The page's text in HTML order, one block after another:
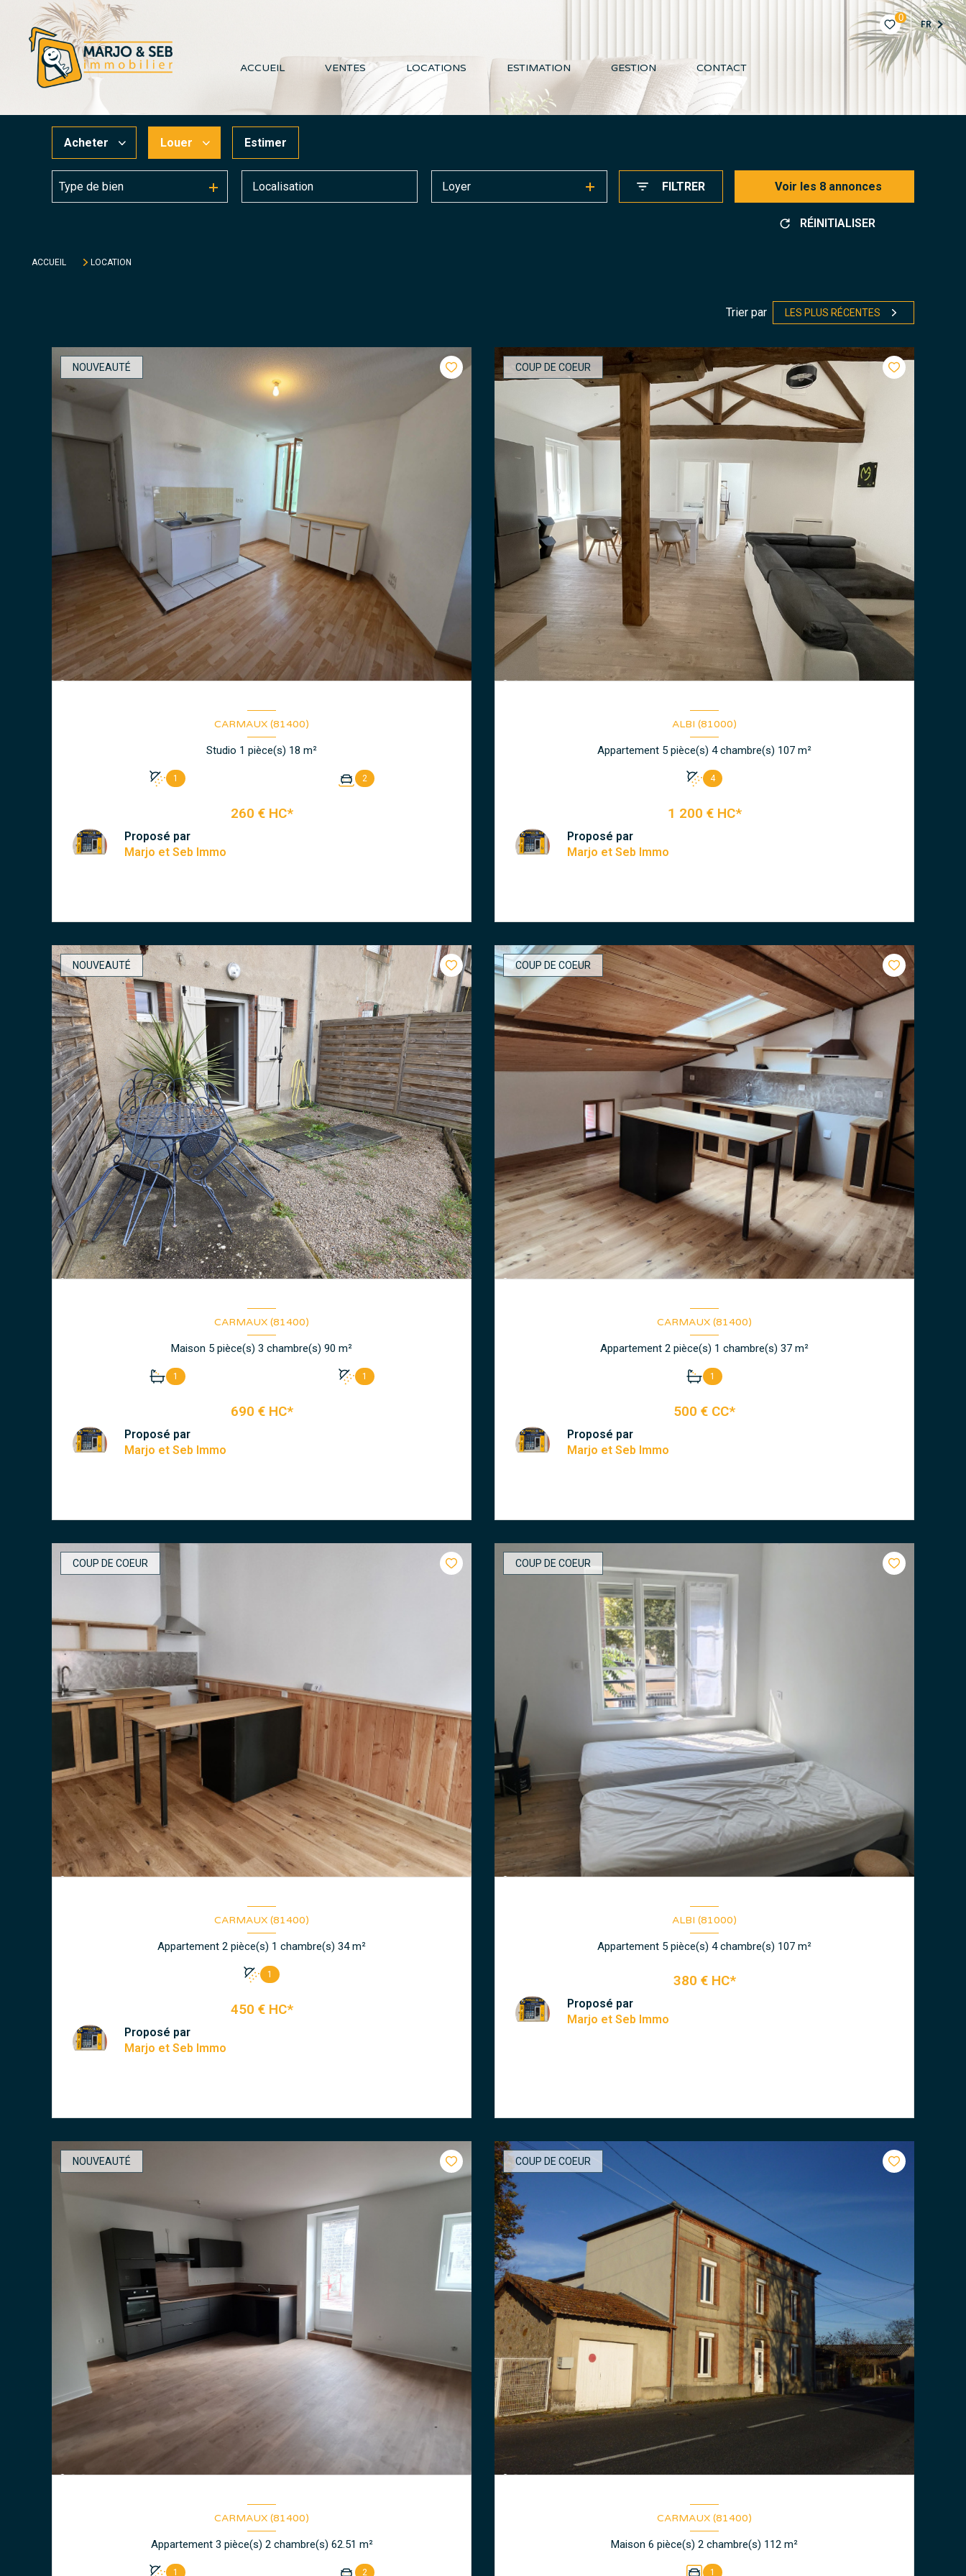
0
FR
ACCUEIL VENTES LOCATIONS ESTIMATION GESTION CONTACT
Acheter
De l'ancien
Louer
à l'année
Estimer
Type de bien Loyer FILTRER Voir les 8annonces
RÉINITIALISER
ACCUEIL LOCATION
Trier par LES PLUS RÉCENTES
NOUVEAUTÉ
CARMAUX (81400)
Studio 1 pièce(s) 18 m²
1 2
260 € HC*
Proposé par
Marjo et Seb Immo
COUP DE COEUR
ALBI (81000)
Appartement 5 pièce(s) 4 chambre(s) 107 m²
4
1 200 € HC*
Proposé par
Marjo et Seb Immo
NOUVEAUTÉ
CARMAUX (81400)
Maison 5 pièce(s) 3 chambre(s) 90 m²
1 1
690 € HC*
Proposé par
Marjo et Seb Immo
COUP DE COEUR
CARMAUX (81400)
Appartement 2 pièce(s) 1 chambre(s) 37 m²
1
500 € CC*
Proposé par
Marjo et Seb Immo
COUP DE COEUR
CARMAUX (81400)
Appartement 2 pièce(s) 1 chambre(s) 34 m²
1
450 € HC*
Proposé par
Marjo et Seb Immo
COUP DE COEUR
ALBI (81000)
Appartement 5 pièce(s) 4 chambre(s) 107 m²
380 € HC*
Proposé par
Marjo et Seb Immo
NOUVEAUTÉ
CARMAUX (81400)
Appartement 3 pièce(s) 2 chambre(s) 62.51 m²
1 2
COUP DE COEUR
CARMAUX (81400)
Maison 6 pièce(s) 2 chambre(s) 112 m²
1